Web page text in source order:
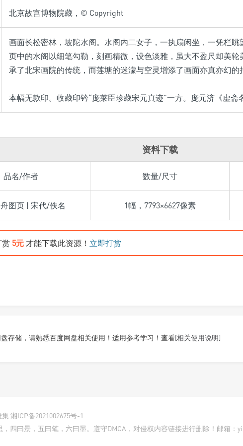
北京故宫博物院藏，© Copyright
画面长松密林，坡陀水阁。水阁内二女子，一执扇闲坐，一凭栏
页中的水阁以细笔勾勒，刻画精微，设色淡雅，虽大不盈尺却美
承了北宋画院的传统，而莲塘的迷濛与空灵增添了画面亦真亦幻的
本幅无款印。收藏印钤“庞莱臣珍藏宋元真迹”一方。庞元济《虚斋
资料下载
品名/作者 数量/尺寸
图页 | 宋代/佚名 1幅，7793×6627像素
5元 才能下载此资源！ 立即打赏
存储，请熟悉百度网盘相关使用！适用参考学习！查看[相关使用说明]
集 湘ICP备2021002675号-1
四曰景，五曰笔，六曰墨。遵守DMCA，对侵权内容链接进行删除！邮箱：